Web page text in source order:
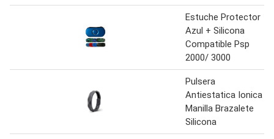
Estuche Protector
Azul + Silicona
Compatible Psp
2000/ 3000
Pulsera
Antiestatica Ionica
Manilla Brazalete
Silicona